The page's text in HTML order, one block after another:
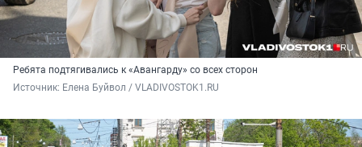
Ребята подтягивались к «Авангарду» со всех сторон
Источник: Елена Буйвол / VLADIVOSTOK1.RU